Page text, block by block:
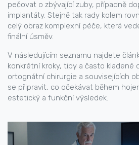
pečovat o zbývající zuby, případně
implantáty. Stejně tak rady kolem
celý obraz komplexní péče, která
finální úsměv.
V následujícím seznamu najdete
konkrétní kroky, tipy a často kladené
ortognátní chirurgie a souvisejících
se připravit, co očekávat během
estetický a funkční výsledek.